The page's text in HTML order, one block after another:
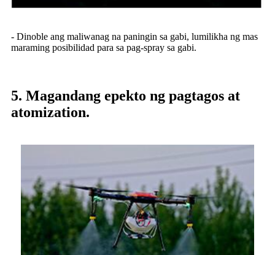
- Dinoble ang maliwanag na paningin sa gabi, lumilikha ng mas
maraming posibilidad para sa pag-spray sa gabi.
5. Magandang epekto ng pagtagos at
atomization.